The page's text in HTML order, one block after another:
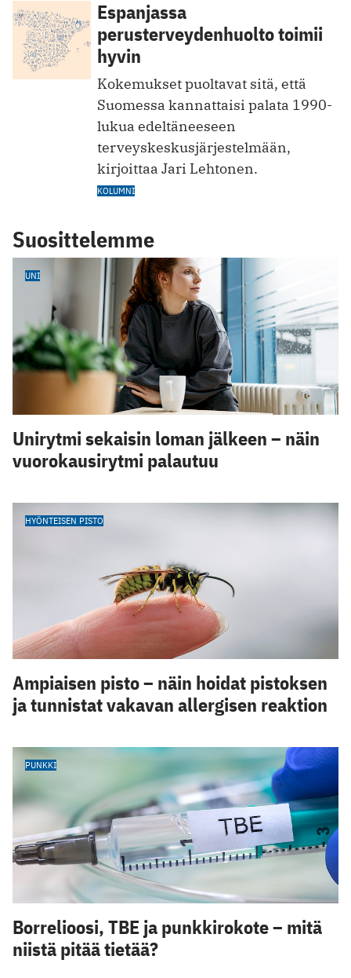
Espanjassa
perusterveydenhuolto toimii
hyvin
Kokemukset puoltavat sitä, että
Suomessa kannattaisi palata 1990-
lukua edeltäneeseen
terveyskeskusjärjestelmään,
kirjoittaa Jari Lehtonen.
KOLUMNI
Suosittelemme
UNI
Unirytmi sekaisin loman jälkeen – näin
vuorokausirytmi palautuu
HYÖNTEISEN PISTO
Ampiaisen pisto – näin hoidat pistoksen
ja tunnistat vakavan allergisen reaktion
PUNKKI
Borrelioosi, TBE ja punkkirokote – mitä
niistä pitää tietää?